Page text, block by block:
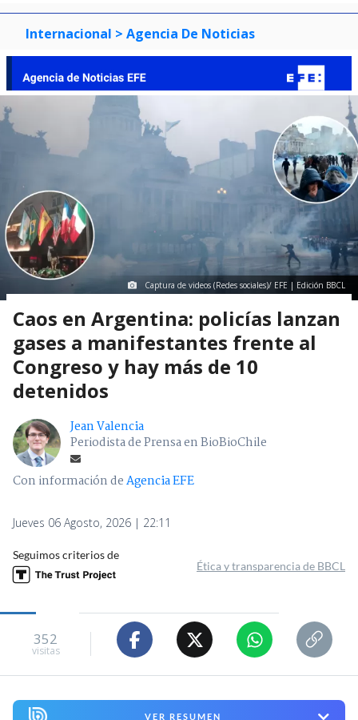
Internacional > Agencia De Noticias
Captura de videos (Redes sociales)/ EFE | Edición BBCL
Caos en Argentina: policías lanzan
gases a manifestantes frente al
Congreso y hay más de 10
detenidos
Jean Valencia
Periodista de Prensa en BioBioChile
Con información deAgencia EFE
Jueves 06 Agosto, 2026 | 22:11
Seguimos criterios de
Ética y transparencia de BBCL
352
visitas
VER RESUMEN